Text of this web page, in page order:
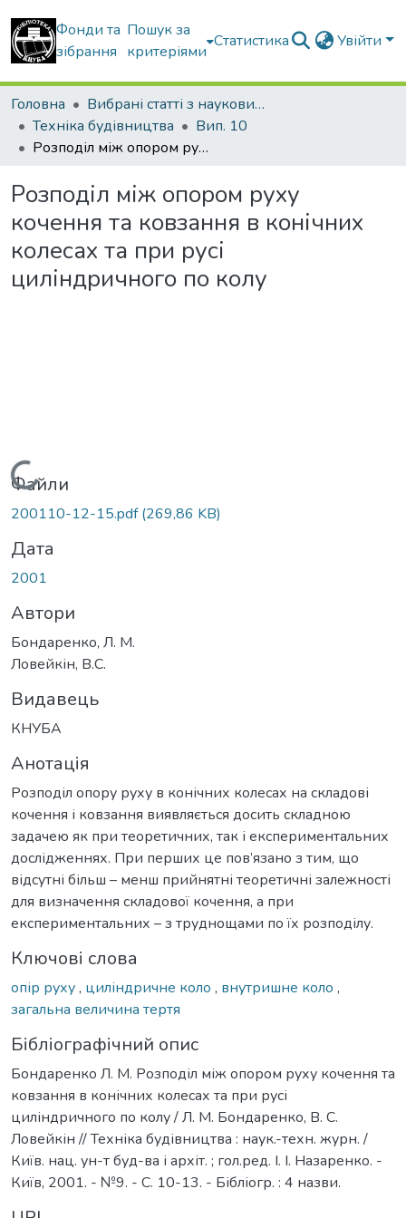
Фонди та
зібрання
Пошук за
критеріями
Статистика Увійти
Головна
Вибрані статті з наукових збірників КНУБА
Техніка будівництва
Вип. 10
Розподіл між опором руху кочення та ковзання в конічних колесах та при русі циліндричного по колу
Розподіл між опором руху
кочення та ковзання в конічних
колесах та при русі
циліндричного по колу
Вантажиться...
Файли
200110-12-15.pdf(269,86 KB)
Дата
2001
Автори
Бондаренко, Л. М.
Ловейкін, В.С.
Видавець
КНУБА
Анотація
Розподіл опору руху в конічних колесах на складові
кочення і ковзання виявляється досить складною
задачею як при теоретичних, так і експериментальних
дослідженнях. При перших це пов’язано з тим, що
відсутні більш – менш прийнятні теоретичні залежності
для визначення складової кочення, а при
експериментальних – з труднощами по їх розподілу.
Ключові слова
опір руху, циліндричне коло , внутришне коло ,
загальна величина тертя
Бібліографічний опис
Бондаренко Л. М. Розподіл між опором руху кочення та
ковзання в конічних колесах та при русі
циліндричного по колу / Л. М. Бондаренко, В. С.
Ловейкін // Техніка будівництва : наук.-техн. журн. /
Київ. нац. ун-т буд-ва і архіт. ; гол.ред. І. І. Назаренко. -
Київ, 2001. - №9. - С. 10-13. - Бібліогр. : 4 назви.